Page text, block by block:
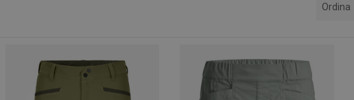
Ordina